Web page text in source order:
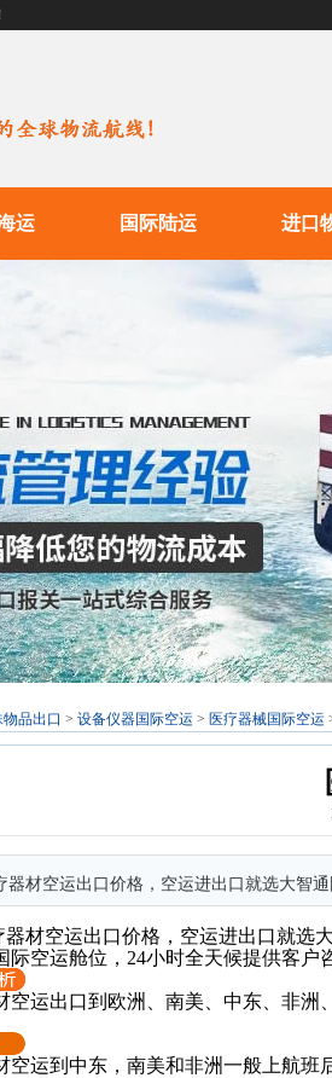
运 国际陆运 进口
品出口 > 设备仪器国际空运 > 医疗器械国际空运
器材空运出口价格，空运进出口就选大智
材空运出口价格，空运进出口就选
际空运舱位，24小时全天候提供客户
空运出口到欧洲、南美、中东、非洲
空运到中东，南美和非洲一般上航班